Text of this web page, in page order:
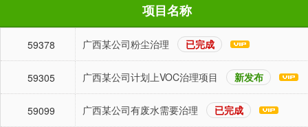
项目名称
59378 广西某公司粉尘治理 已完成
59305 广西某公司计划上VOC治理项目 新发布
59099 广西某公司有废水需要治理 已完成